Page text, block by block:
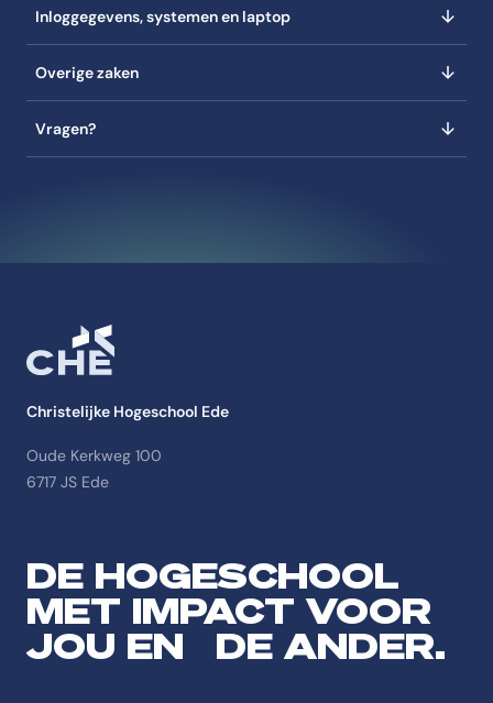
Inloggegevens, systemen en laptop
Overige zaken
Vragen?
Christelijke Hogeschool Ede
Oude Kerkweg 100
6717 JS Ede
DE HOGESCHOOL
MET IMPACT VOOR
JOU EN DE ANDER.